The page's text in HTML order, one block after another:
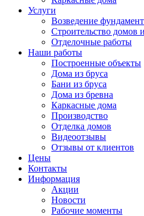
Услуги
Возведение
Строительство домов
Отделочные работы
Наши работы
Построенные объекты
Дома из бруса
Бани из бруса
Дома из бревна
Каркасные дома
Производство
Отделка домов
Видеоотзывы
Отзывы от клиентов
Цены
Контакты
Информация
Акции
Новости
Рабочие моменты